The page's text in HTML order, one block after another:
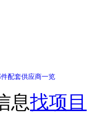
配套供应商一览
零部件配套供应商一览
息找项目